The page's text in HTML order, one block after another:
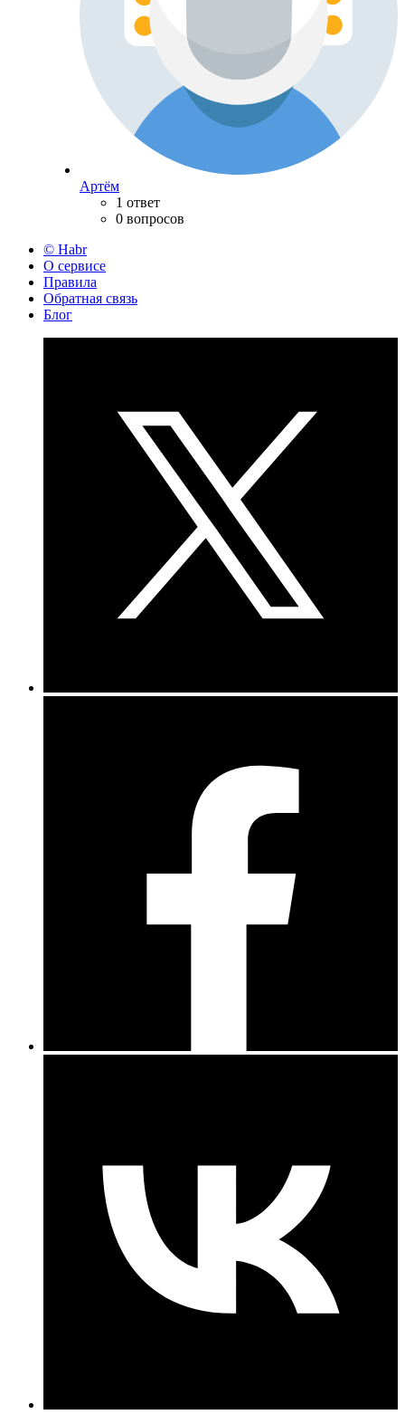
Артём
1 ответ
0 вопросов
© Habr
О сервисе
Правила
Обратная связь
Блог